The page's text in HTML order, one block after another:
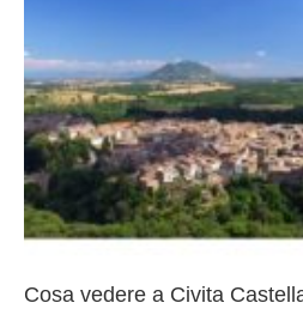
Cosa vedere a Civita